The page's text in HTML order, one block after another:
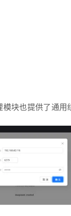
块也提供了通用